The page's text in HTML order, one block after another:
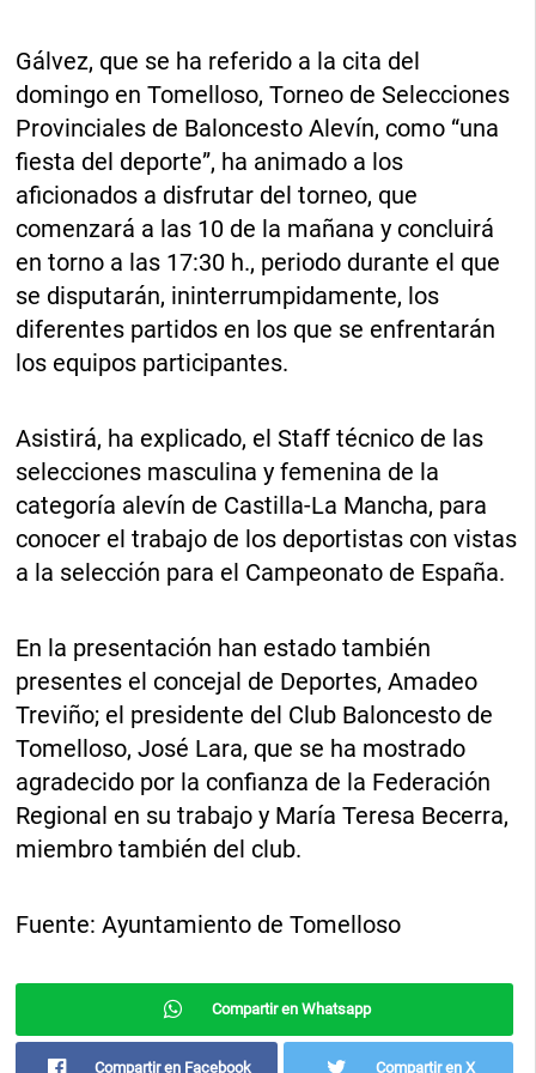
Gálvez, que se ha referido a la cita del
domingo en Tomelloso, Torneo de Selecciones
Provinciales de Baloncesto Alevín, como “una
fiesta del deporte”, ha animado a los
aficionados a disfrutar del torneo, que
comenzará a las 10 de la mañana y concluirá
en torno a las 17:30 h., periodo durante el que
se disputarán, ininterrumpidamente, los
diferentes partidos en los que se enfrentarán
los equipos participantes.
Asistirá, ha explicado, el Staff técnico de las
selecciones masculina y femenina de la
categoría alevín de Castilla-La Mancha, para
conocer el trabajo de los deportistas con vistas
a la selección para el Campeonato de España.
En la presentación han estado también
presentes el concejal de Deportes, Amadeo
Treviño; el presidente del Club Baloncesto de
Tomelloso, José Lara, que se ha mostrado
agradecido por la confianza de la Federación
Regional en su trabajo y María Teresa Becerra,
miembro también del club.
Fuente: Ayuntamiento de Tomelloso
Compartir en Whatsapp
Compartir en Facebook Compartir en X